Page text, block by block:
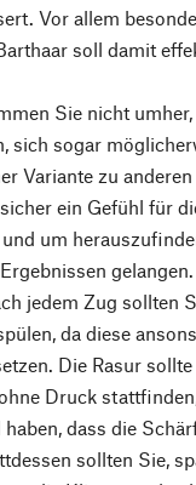
Vor allem
soll damit
Sie nicht
sich sogar
Variante zu
ein Gefühl für
um
jedem Zug sollten
da diese
Die Rasur
Druck
haben, dass die
sollten Sie,